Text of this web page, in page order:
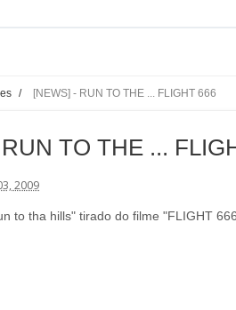
/ [NEWS] - RUN TO THE ... FLIGHT 666
TO THE ...
2009
to tha hills" tirado do filme "FLIGHT 666